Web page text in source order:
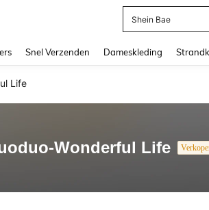
Shein Bae
Snel Verzenden Dameskleding
Life
Wonderful Life